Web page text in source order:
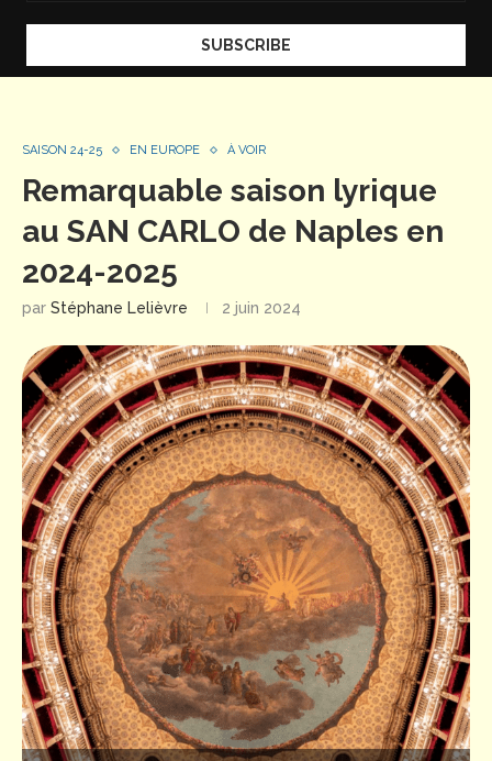
SAISON 24-25 EN EUROPE À VOIR
Remarquable saison lyrique
au SAN CARLO de Naples en
2024-2025
par Stéphane Lelièvre 2 juin 2024